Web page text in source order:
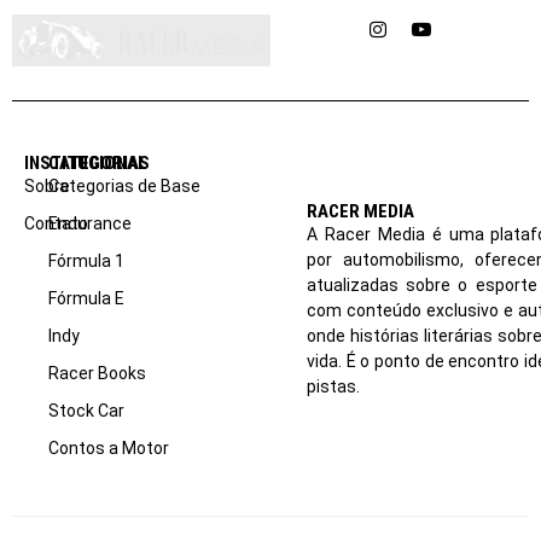
InstagramYouTube
INSTITUCIONAL
Sobre
Contato
CATEGORIAS
Categorias de Base
Endurance
Fórmula 1
Fórmula E
Indy
Racer Books
Stock Car
Contos a Motor
RACER MEDIA
A Racer Media é uma
por automobilismo,
atualizadas sobre o
com conteúdo exclusivo e
onde histórias literárias
vida. É o ponto de encontro
pistas.